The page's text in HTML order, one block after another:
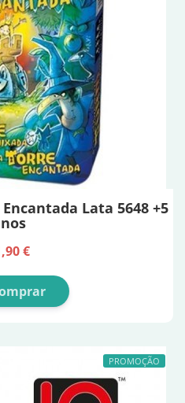
Lata 5648 +5
€
PROMOÇÃO